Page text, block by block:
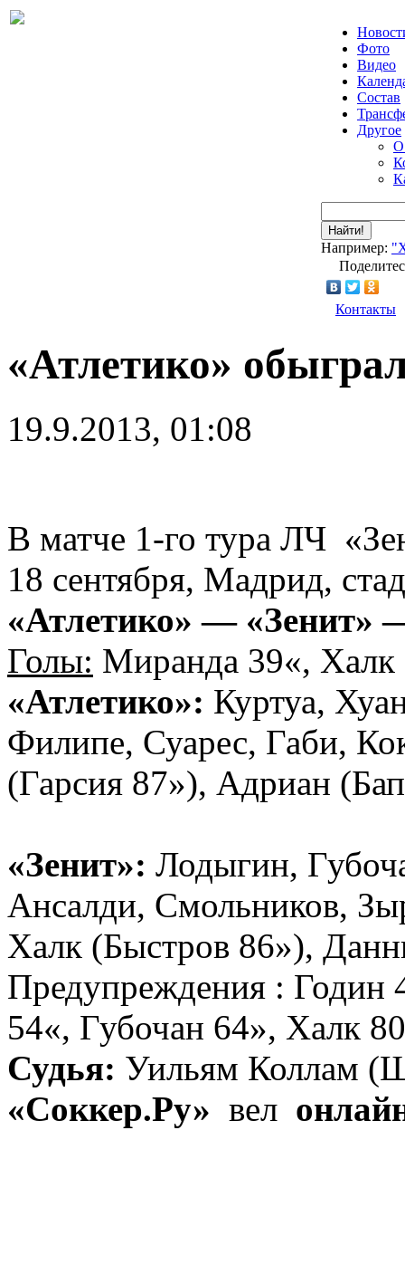
Фото
Видео
Состав
Другое
О
Найти!
Например:
Контакты
«Атлетико»
19.9.2013, 01:08
В матче 1-го тура ЛЧ
18 сентября, Мадрид,
«Атлетико» — «Зенит»
Голы: Миранда 39«, Халк
«Атлетико»: Куртуа,
Филипе, Суарес, Габи,
(Гарсия 87»), Адриан
«Зенит»: Лодыгин,
Ансалди, Смольников,
Халк (Быстров 86»),
Предупреждения : Годин
54«, Губочан 64», Халк
Судья: Уильям Коллам
«Соккер.Ру» вел